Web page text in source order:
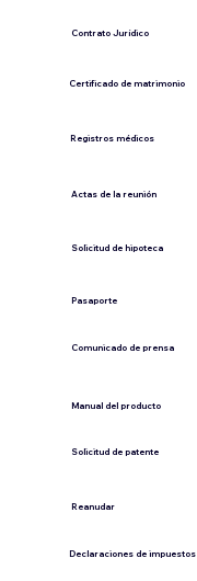
​Contrato Jurídico
Certificado de matrimonio
Registros médicos
Actas de la reunión
Solicitud de hipoteca
Pasaporte
Comunicado de prensa
​Manual del producto
​Solicitud de patente
​Reanudar
Declaraciones de impuestos